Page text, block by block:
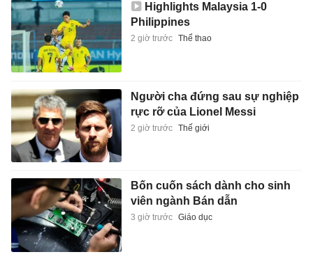
Highlights Malaysia 1-0
Philippines
2 giờ trước Thể thao
Người cha đứng sau sự nghiệp
rực rỡ của Lionel Messi
2 giờ trước Thế giới
Bốn cuốn sách dành cho sinh
viên ngành Bán dẫn
3 giờ trước Giáo dục